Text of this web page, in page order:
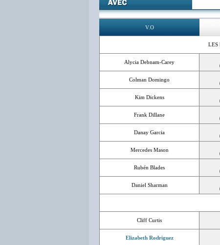
V.O
LES
Alycia Debnam-Carey
Colman Domingo
Kim Dickens
Frank Dillane
Danay Garcia
Mercedes Mason
Rubén Blades
Daniel Sharman
Cliff Curtis
Elizabeth Rodriguez